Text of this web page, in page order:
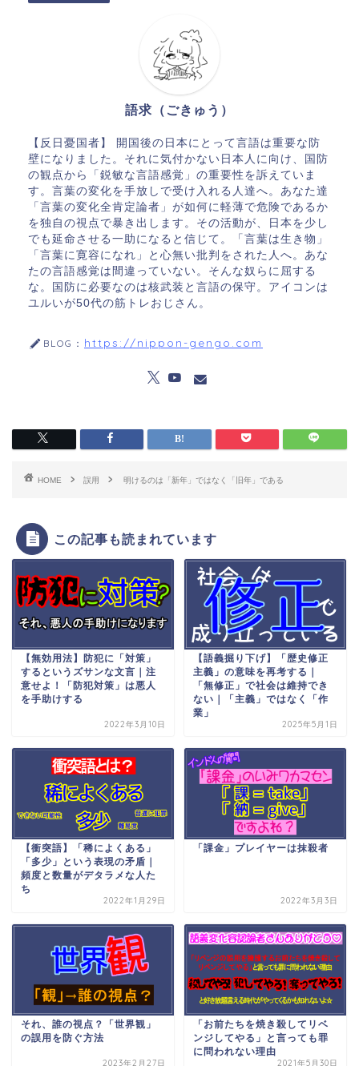
語求（ごきゅう）
【反日憂国者】 開国後の日本にとって言語は重要な防
壁になりました。それに気付かない日本人に向け、国防
の観点から「鋭敏な言語感覚」の重要性を訴えていま
す。言葉の変化を手放しで受け入れる人達へ。あなた達
「言葉の変化全肯定論者」が如何に軽薄で危険であるか
を独自の視点で暴き出します。その活動が、日本を少し
でも延命させる一助になると信じて。「言葉は生き物」
「言葉に寛容になれ」と心無い批判をされた人へ。あな
たの言語感覚は間違っていない。そんな奴らに屈する
な。国防に必要なのは核武装と言語の保守。アイコンは
ユルいが50代の筋トレおじさん。
BLOG： https://nippon-gengo.com
HOME 誤用 明けるのは「新年」ではなく「旧年」である
この記事も読まれています
【無効用法】防犯に「対策」
するというズサンな文言｜注
意せよ！「防犯対策」は悪人
を手助けする
2022年3月10日
【語義掘り下げ】「歴史修正
主義」の意味を再考する｜
「無修正」で社会は維持でき
ない｜「主義」ではなく「作
業」
2025年5月1日
【衝突語】「稀によくある」
「多少」という表現の矛盾｜
頻度と数量がデタラメな人た
ち
2022年1月29日
「課金」プレイヤーは抹殺者
2022年3月3日
それ、誰の視点？「世界観」
の誤用を防ぐ方法
2023年2月27日
「お前たちを焼き殺してリベ
ンジしてやる」と言っても罪
に問われない理由
2021年5月30日